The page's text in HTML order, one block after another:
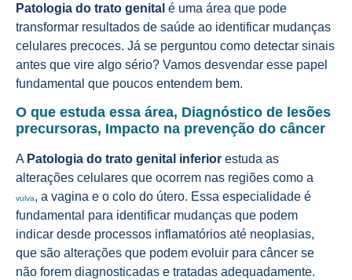
Patologia do trato genital é uma área que pode
transformar resultados de saúde ao identificar mudanças
celulares precoces. Já se perguntou como detectar sinais
antes que vire algo sério? Vamos desvendar esse papel
fundamental que poucos entendem bem.
O que estuda essa área, Diagnóstico de lesões
precursoras, Impacto na prevenção do câncer
A Patologia do trato genital inferior estuda as
alterações celulares que ocorrem nas regiões como a
vulva, a vagina e o colo do útero. Essa especialidade é
fundamental para identificar mudanças que podem
indicar desde processos inflamatórios até neoplasias,
que são alterações que podem evoluir para câncer se
não forem diagnosticadas e tratadas adequadamente.